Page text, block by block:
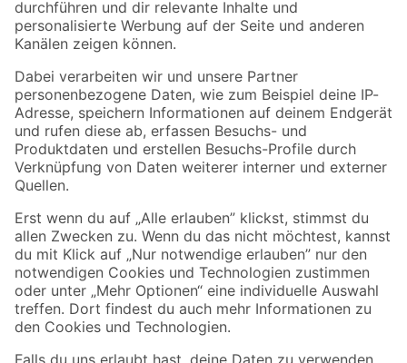
Folge uns
Zahlungsarten Versandarten
Sicher einkaufen
Jetzt die toom-App herunterladen